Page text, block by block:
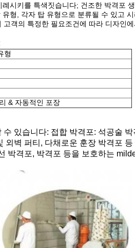
시키를 특색짓습니다; 건조한 박격포
형, 각자 탑 유형으로 분류될 수 있고
객의 특정한 필요조건에 따라 디자인
형
& 자동적인 포장
있습니다: 접합 박격포: 석공술
벽 퍼티, 다채로운 훈장 박격포
박격포, 박격포 등을 보호하는